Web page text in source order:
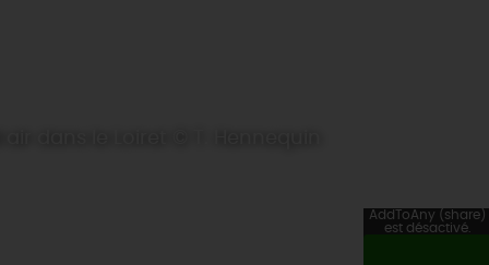
AddToAny (share)
est désactivé.